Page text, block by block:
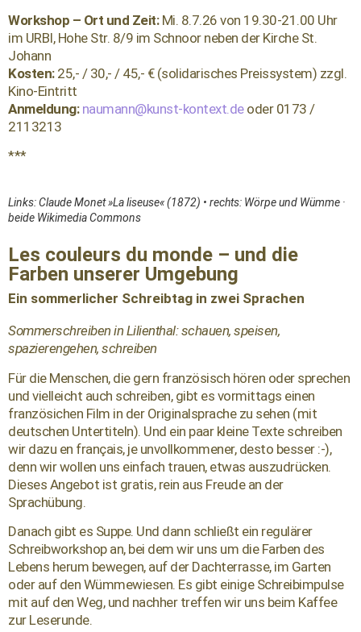
Workshop – Ort und Zeit:Mi. 8.7.26 von 19.30-21.00 Uhr
im URBI, Hohe Str. 8/9 im Schnoor neben der Kirche St.
Johann
Kosten: 25,- / 30,- / 45,- € (solidarisches Preissystem) zzgl.
Kino-Eintritt
Anmeldung: naumann@kunst-kontext.deoder 0173 /
2113213
***
Links: Claude Monet »La liseuse« (1872) • rechts: Wörpe und Wümme ·
beide Wikimedia Commons
Les couleurs du monde – und die
Farben unserer Umgebung
Ein sommerlicher Schreibtag in zwei Sprachen
Sommerschreiben in Lilienthal: schauen, speisen,
spazierengehen, schreiben
Für die Menschen, die gern französisch hören oder sprechen
und vielleicht auch schreiben, gibt es vormittags einen
französichen Film in der Originalsprache zu sehen (mit
deutschen Untertiteln). Und ein paar kleine Texte schreiben
wir dazu en français, je unvollkommener, desto besser :-),
denn wir wollen uns einfach trauen, etwas auszudrücken.
Dieses Angebot ist gratis, rein aus Freude an der
Sprachübung.
Danach gibt es Suppe. Und dann schließt ein regulärer
Schreibworkshop an, bei dem wir uns um die Farben des
Lebens herum bewegen, auf der Dachterrasse, im Garten
oder auf den Wümmewiesen. Es gibt einige Schreibimpulse
mit auf den Weg, und nachher treffen wir uns beim Kaffee
zur Leserunde.